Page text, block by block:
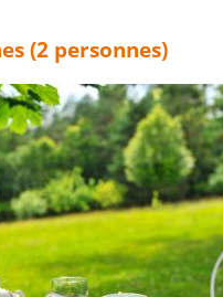
(2 personnes)